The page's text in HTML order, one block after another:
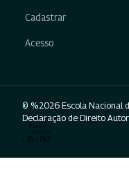
Cadastrar
Acesso
© %2026 Escola Nacional
Declaração de Direito